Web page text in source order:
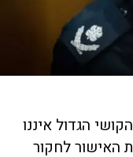
הגדול איננו
האישור לחקור